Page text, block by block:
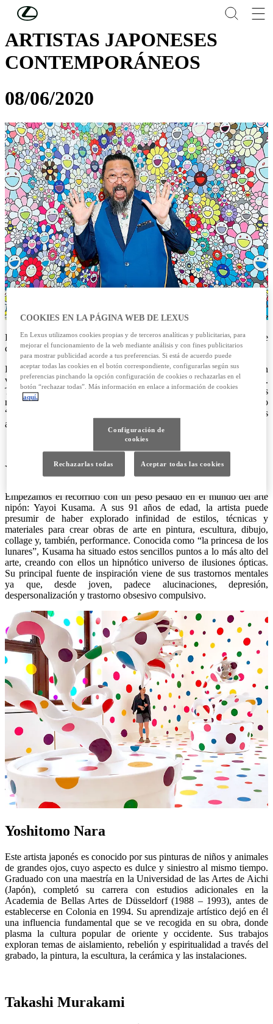
Skip to Main Content
ARTISTAS JAPONESES
CONTEMPORÁNEOS
08/06/2020
Repasamos cinco artistas japoneses contemporáneos mundialmente
conocidos.
Es imposible entender el panorama artístico contemporáneo sin
volver la vista a Japón, fuente evidente de inspiración del arte actual.
Takashi Murakami es quizá el más internacional de los artistas vivos
nipones y reconocido fundador del movimiento postmoderno
“Suerperflat”. Pero el arte japonés contemporáneo va mucho más
allá.
Yayoi Kusama
Empezamos el recorrido con un peso pesado en el mundo del arte
nipón: Yayoi Kusama. A sus 91 años de edad, la artista puede
presumir de haber explorado infinidad de estilos, técnicas y
materiales para crear obras de arte en pintura, escultura, dibujo,
collage y, también, performance. Conocida como “la princesa de los
lunares”, Kusama ha situado estos sencillos puntos a lo más alto del
arte, creando con ellos un hipnótico universo de ilusiones ópticas.
Su principal fuente de inspiración viene de sus trastornos mentales
ya que, desde joven, padece alucinaciones, depresión,
despersonalización y trastorno obsesivo compulsivo.
Yoshitomo Nara
Este artista japonés es conocido por sus pinturas de niños y animales
de grandes ojos, cuyo aspecto es dulce y siniestro al mismo tiempo.
Graduado con una maestría en la Universidad de las Artes de Aichi
(Japón), completó su carrera con estudios adicionales en la
Academia de Bellas Artes de Düsseldorf (1988 – 1993), antes de
establecerse en Colonia en 1994. Su aprendizaje artístico dejó en él
una influencia fundamental que se ve recogida en su obra, donde
plasma la cultura popular de oriente y occidente. Sus trabajos
exploran temas de aislamiento, rebelión y espiritualidad a través del
grabado, la pintura, la escultura, la cerámica y las instalaciones.
Takashi Murakami
COOKIES EN LA PÁGINA WEB DE LEXUS
En Lexus utilizamos cookies propias y de terceros analíticas y publicitarias, para
mejorar el funcionamiento de la web mediante análisis y con fines publicitarios
para mostrar publicidad acorde a tus preferencias. Si está de acuerdo puede
aceptar todas las cookies en el botón correspondiente, configurarlas según sus
preferencias pinchando la opción configuración de cookies o rechazarlas en el
botón “rechazar todas”. Más información en enlace a información de cookies
aquí.
Configuración de
cookies
Rechazarlas todas Aceptar todas las cookies